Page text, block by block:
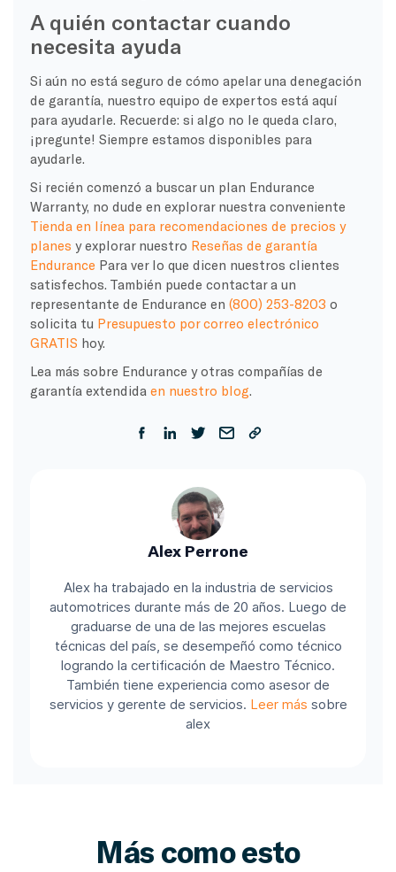
A quién contactar cuando
necesita ayuda
Si aún no está seguro de cómo apelar una denegación
de garantía, nuestro equipo de expertos está aquí
para ayudarle. Recuerde: si algo no le queda claro,
¡pregunte! Siempre estamos disponibles para
ayudarle.
Si recién comenzó a buscar un plan Endurance
Warranty, no dude en explorar nuestra conveniente
Tienda en línea para recomendaciones de precios y
planes y explorar nuestro Reseñas de garantía
Endurance Para ver lo que dicen nuestros clientes
satisfechos. También puede contactar a un
representante de Endurance en (800) 253-8203 o
solicita tu Presupuesto por correo electrónico
GRATIS hoy.
Lea más sobre Endurance y otras compañías de
garantía extendida en nuestro blog
Alex Perrone
Alex ha trabajado en la industria de servicios
automotrices durante más de 20 años. Luego de
graduarse de una de las mejores escuelas
técnicas del país, se desempeñó como técnico
logrando la certificación de Maestro Técnico.
También tiene experiencia como asesor de
servicios y gerente de servicios. Leer más sobre
alex
Más como esto